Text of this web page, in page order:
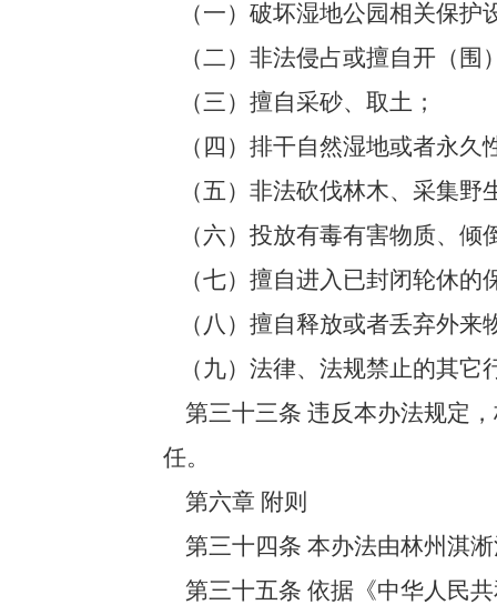
（一）破坏湿地公园相关保护
（二）非法侵占或擅自开（围
（三）擅自采砂、取土；
（四）排干自然湿地或者永久
（五）非法砍伐林木、采集野
（六）投放有毒有害物质、倾
（七）擅自进入已封闭轮休的
（八）擅自释放或者丢弃外来
（九）法律、法规禁止的其它
第三十三条 违反本办法规定
任。
第六章 附则
第三十四条 本办法由林州淇
第三十五条 依据《中华人民